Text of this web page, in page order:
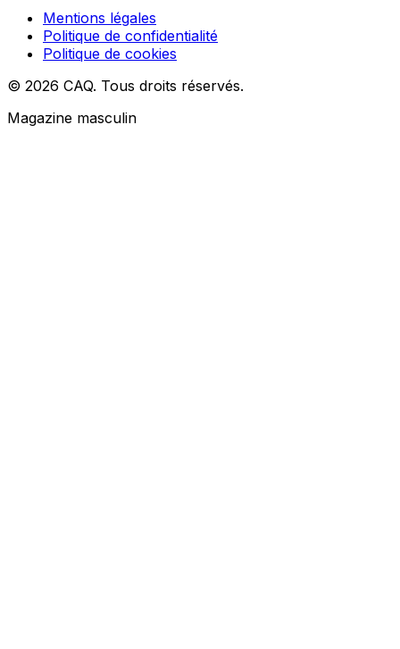
Mentions légales
Politique de confidentialité
Politique de cookies
© 2026 CAQ. Tous droits réservés.
Magazine masculin